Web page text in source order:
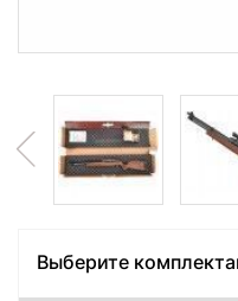
Выберите